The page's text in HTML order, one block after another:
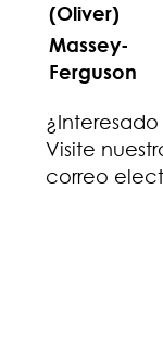
(Oliver)
Massey-
Ferguson
Visite
correo